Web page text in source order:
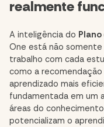
realmente
A inteligência do Plano
One está não
trabalho com cada
como a
aprendizado mais
fundamentada em um
áreas do
potencializam o